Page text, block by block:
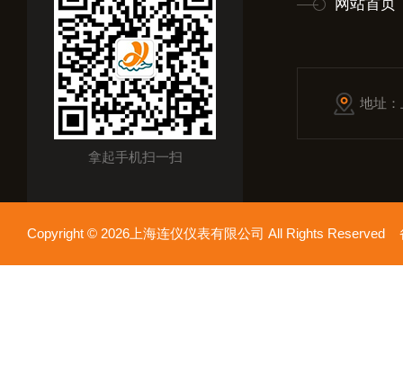
拿起手机扫一扫
网站首页
地址
Copyright © 2026上海连仪仪表有限公司 All Rights Reserved